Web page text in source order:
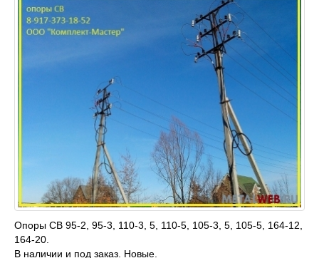
Опоры СВ 95-2, 95-3, 110-3, 5, 110-5, 105-3, 5, 105-5, 164-12,
164-20.
В наличии и под заказ. Новые.